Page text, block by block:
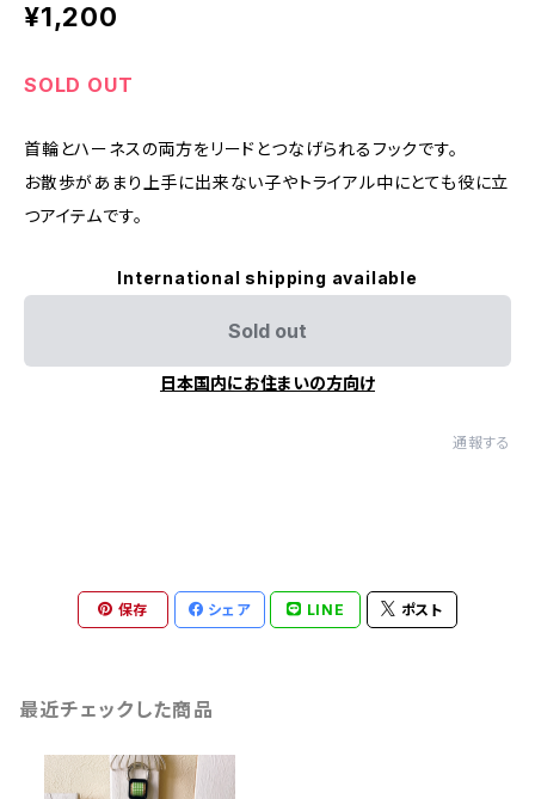
¥1,200
SOLD OUT
首輪とハーネスの両方をリードとつなげられるフックです。
お散歩があまり上手に出来ない子やトライアル中にとても役に立
つアイテムです。
International shipping available
Sold out
日本国内にお住まいの方向け
通報する
保存 シェア LINE ポスト
最近チェックした商品